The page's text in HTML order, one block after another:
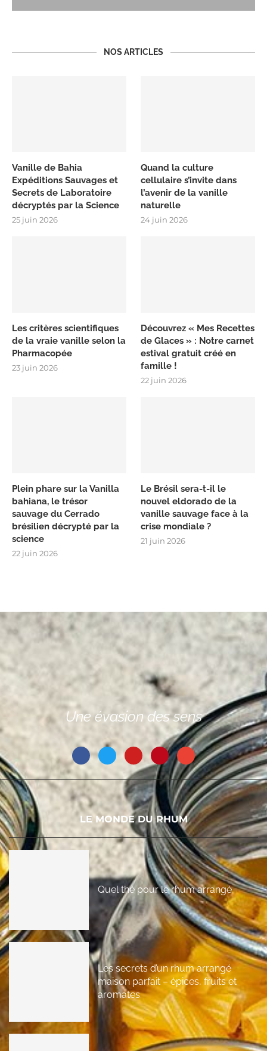
NOS ARTICLES
Vanille de Bahia
Expéditions Sauvages et
Secrets de Laboratoire
décryptés par la Science
25 juin 2026
Quand la culture
cellulaire s’invite dans
l’avenir de la vanille
naturelle
24 juin 2026
Les critères scientifiques
de la vraie vanille selon la
Pharmacopée
23 juin 2026
Découvrez « Mes Recettes
de Glaces » : Notre carnet
estival gratuit créé en
famille !
22 juin 2026
Plein phare sur la Vanilla
bahiana, le trésor
sauvage du Cerrado
brésilien décrypté par la
science
22 juin 2026
Le Brésil sera-t-il le
nouvel eldorado de la
vanille sauvage face à la
crise mondiale ?
21 juin 2026
Une évasion des sens
LE MONDE DU RHUM
Quel thé pour le rhum arrangé
Les secrets d’un rhum arrangé
maison parfait – épices, fruits et
aromates